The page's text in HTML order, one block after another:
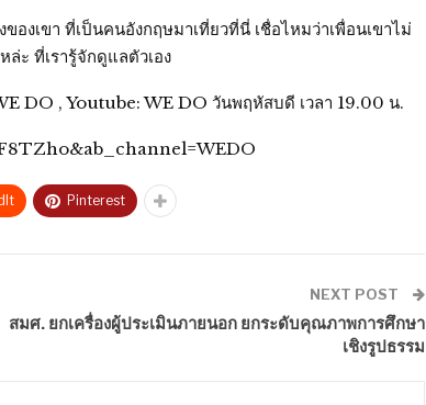
องเขา ที่เป็นคนอังกฤษมาเที่ยวที่นี่ เชื่อไหมว่าเพื่อนเขาไม่
ะ ที่เรารู้จักดูแลตัวเอง
DO , Youtube: WE DO วันพฤหัสบดี เวลา 19.00 น.
Pinterest
NEXT POST
สมศ. ยกเครื่องผู้ประเมินภายนอก ยกระดับคุณภาพการศึกษา
เชิงรูปธรรม